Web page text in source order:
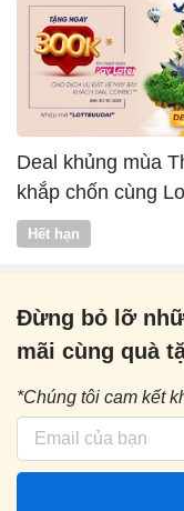
Deal khủng mùa
khắp chốn cùng
Vntrip
Hết hạn
Đừng bỏ lỡ
mãi cùng quà
*Chúng tôi cam kết